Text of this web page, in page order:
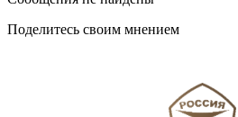
Поделитесь своим мнением